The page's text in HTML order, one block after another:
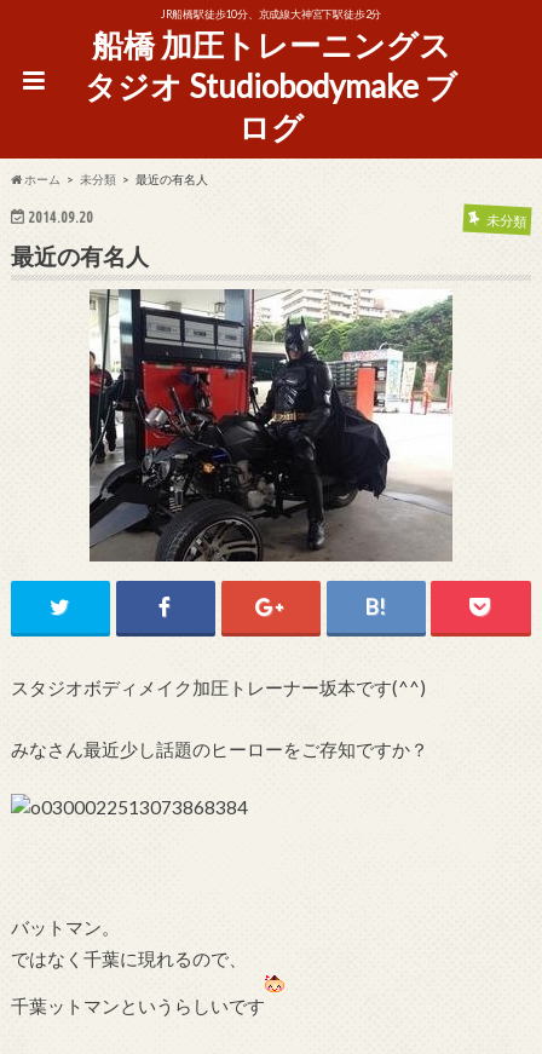
JR船橋駅徒歩10分、京成線大神宮下駅徒歩2分
船橋 加圧トレーニングス
タジオ Studiobodymake ブ
ログ
ホーム 未分類 最近の有名人
2014.09.20 未分類
最近の有名人
スタジオボディメイク加圧トレーナー坂本です(^^)
みなさん最近少し話題のヒーローをご存知ですか？
バットマン。
ではなく千葉に現れるので、
千葉ットマンというらしいです